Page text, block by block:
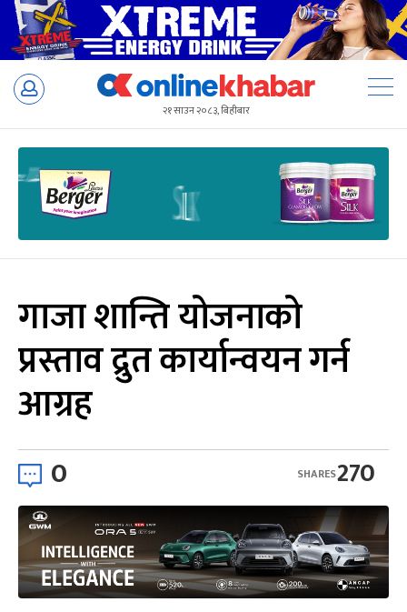
Skip
२१ साउन २०८३, बिहीबार
गाजा शान्ति योजनाको
प्रस्ताव द्रुत कार्यान्वयन गर्न
आग्रह
0 270
SHARES